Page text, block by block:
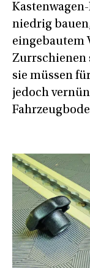
niedrig
eingebautem
Zurrschienen
sie müssen
jedoch